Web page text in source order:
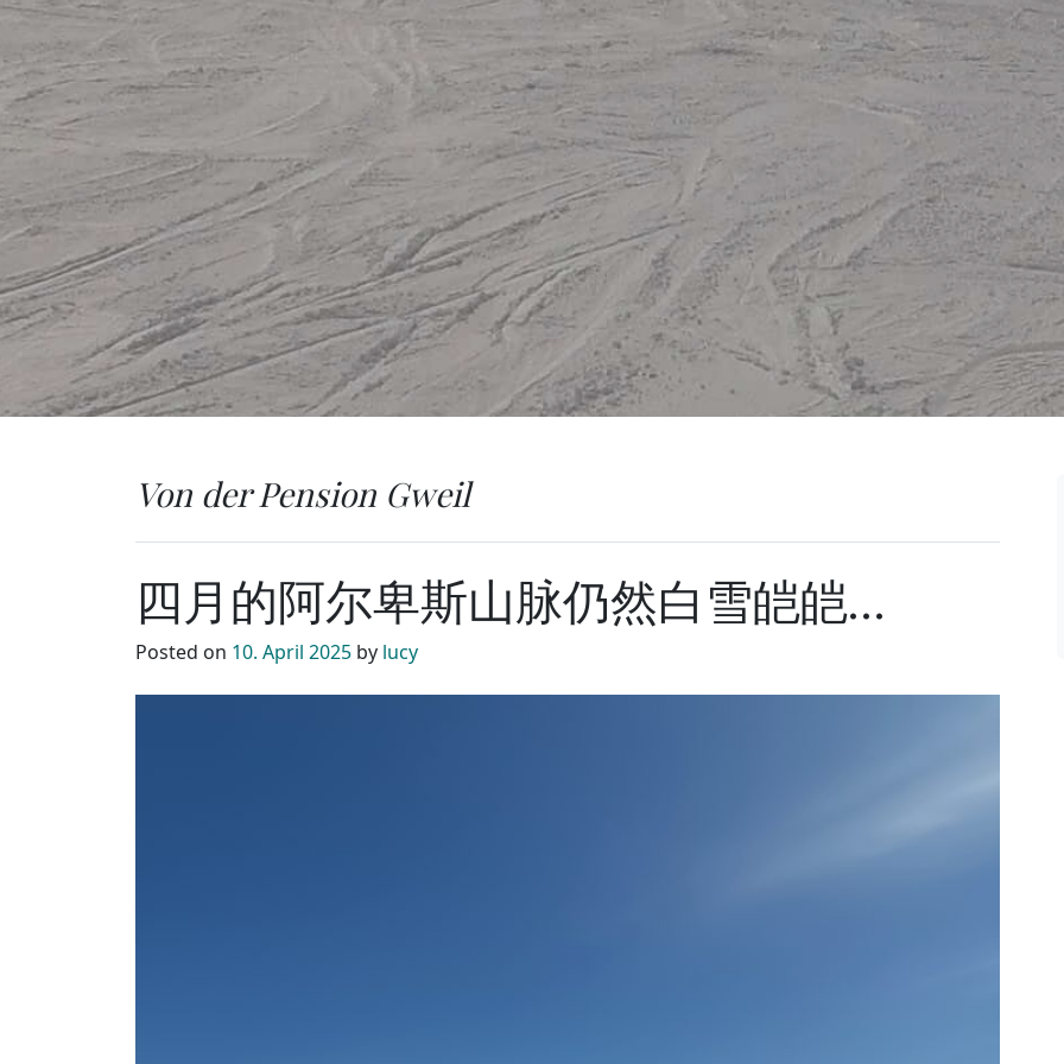
Von der Pension Gweil
四月的阿尔卑斯山脉仍然白雪皑皑…
Posted on 10. April 2025 by lucy